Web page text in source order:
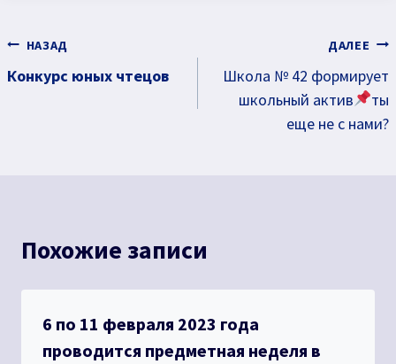
Навигация
по
НАЗАД
Конкурс юных чтецов
ДАЛЕЕ
Школа № 42 формирует
школьный актив
ты
еще не с нами?
Похожие записи
6 по 11 февраля 2023 года
проводится предметная неделя в